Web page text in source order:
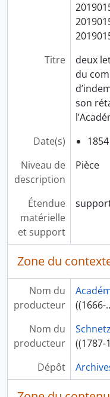
Titre
deux
du
son
Date(s)
Niveau de
description
Pièce
Étendue
matérielle
et support
Zone du
Nom du
producteur
((1666-
Nom du
producteur
((1787-
Dépôt